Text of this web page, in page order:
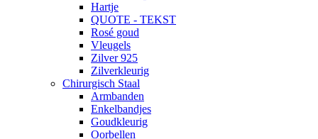
Hartje
QUOTE - TEKST
Rosé goud
Vleugels
Zilver 925
Zilverkleurig
Chirurgisch Staal
Armbanden
Enkelbandjes
Goudkleurig
Oorbellen